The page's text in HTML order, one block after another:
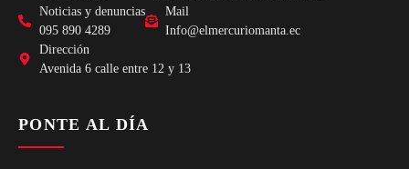
Noticias y denuncias
095 890 4289
Mail
Info@elmercuriomanta.ec
Dirección
Avenida 6 calle entre 12 y 13
PONTE AL DÍA